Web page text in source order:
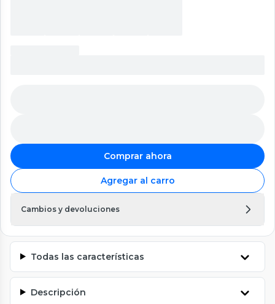
Comprar ahora
Agregar al carro
Cambios y devoluciones
Todas las características
Descripción